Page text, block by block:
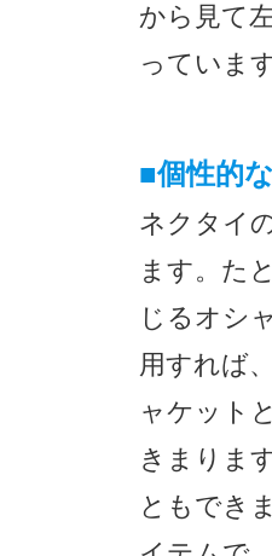
から見て
っていま
■個性的
ネクタイ
ます。た
じるオシ
用すれば
ャケット
きまりま
ともでき